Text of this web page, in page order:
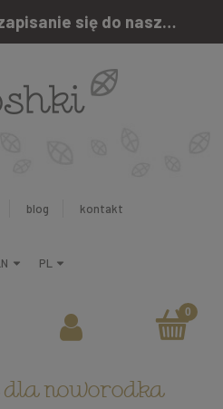
5% RABATU za zapisanie się do naszego newslettera
blog kontakt
noworodka